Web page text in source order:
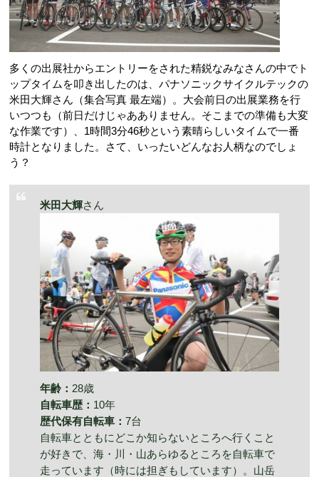
多くの出展社からエントリーをされた精鋭なみなさんの中でト
ップタイムを叩き出したのは、パナソニックサイクルテックの
米田大輝さん（集合写真 最左端）。大会前日の出展業務を行
いつつも（前日だけじゃあありません。そこまでの準備も大変
な作業です）、1時間3分46秒という素晴らしいタイムで一番
時計となりました。さて、いったいどんなお人柄なのでしょ
う？
米田大輝さん
年齢： 28歳
自転車歴： 10年
歴代保有自転車： 7台
自転車とともにどこか知らないところへ行くこと
が好きで、海・川・山あらゆるところを自転車で
走っています（時には担ぎもしています）。山岳